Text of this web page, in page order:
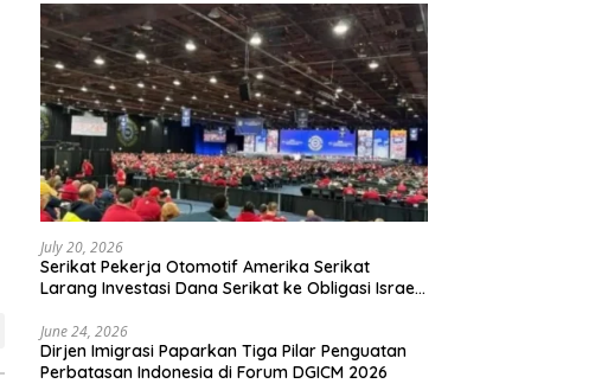
July 20, 2026
Serikat Pekerja Otomotif Amerika Serikat
Larang Investasi Dana Serikat ke Obligasi Israel,
June 24, 2026
Dirjen Imigrasi Paparkan Tiga Pilar Penguatan
Perbatasan Indonesia di Forum DGICM 2026